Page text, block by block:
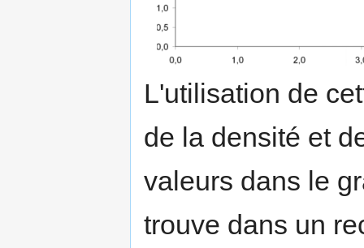
L'utilisation de
de la densité et
valeurs dans le
trouve dans un